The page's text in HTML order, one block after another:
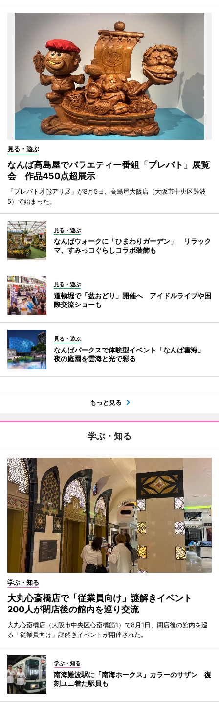
見る・遊ぶ
なんば高島屋でバラエティー番組「プレバト」展覧
会 作品450点超展示
「プレバト才能アリ展」が8月5日、高島屋大阪店（大阪市中央区難波
5）で始まった。
見る・遊ぶ
なんばウォークに「ひまわりガーデン」 リラック
マ、すみっコぐらしコラボ装飾も
見る・遊ぶ
道頓堀で「盆おどり」開催へ アイドルライブや国
際交流ショーも
見る・遊ぶ
なんばパークスで体験型イベント「なんば雲海」
夜の庭園を雲海と光で彩る
もっと見る
学ぶ・知る
学ぶ・知る
大丸心斎橋店で「従業員向け」謎解きイベント
200人が閉店後の館内を巡り交流
大丸心斎橋店（大阪市中央区心斎橋筋1）で8月1日、閉店後の館内を巡
る「従業員向け」謎解きイベントが開催された。
学ぶ・知る
南海難波駅に「南海ホークス」カラーのサザン 復
刻ユニ着た駅員も